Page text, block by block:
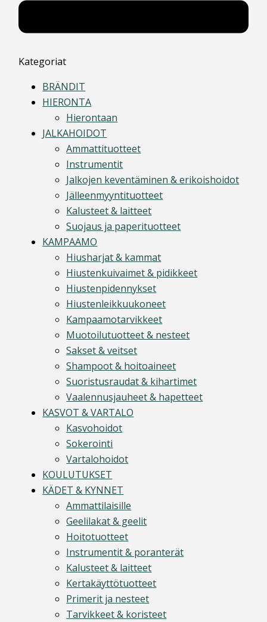
Kategoriat
BRÄNDIT
HIERONTA
Hierontaan
JALKAHOIDOT
Ammattituotteet
Instrumentit
Jalkojen keventäminen & erikoishoidot
Jälleenmyyntituotteet
Kalusteet & laitteet
Suojaus ja paperituotteet
KAMPAAMO
Hiusharjat & kammat
Hiustenkuivaimet & pidikkeet
Hiustenpidennykset
Hiustenleikkuukoneet
Kampaamotarvikkeet
Muotoilutuotteet & nesteet
Sakset & veitset
Shampoot & hoitoaineet
Suoristusraudat & kihartimet
Vaalennusjauheet & hapetteet
KASVOT & VARTALO
Kasvohoidot
Sokerointi
Vartalohoidot
KOULUTUKSET
KÄDET & KYNNET
Ammattilaisille
Geelilakat & geelit
Hoitotuotteet
Instrumentit & poranterät
Kalusteet & laitteet
Kertakäyttötuotteet
Primerit ja nesteet
Tarvikkeet & koristeet